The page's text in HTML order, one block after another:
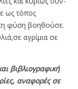
ως τόπος
φύση βοηθούσε.
αγρίμια σε
βιβλιογραφική
αναφορές σε